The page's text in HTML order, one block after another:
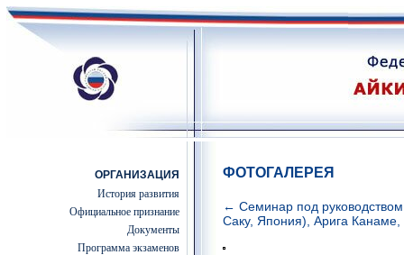
ОРГАНИЗАЦИЯ
История развития
Официальное признание
Документы
Программа экзаменов
ФОТОГАЛЕРЕЯ
← Семинар под руководством
Саку, Япония), Арига Канаме,